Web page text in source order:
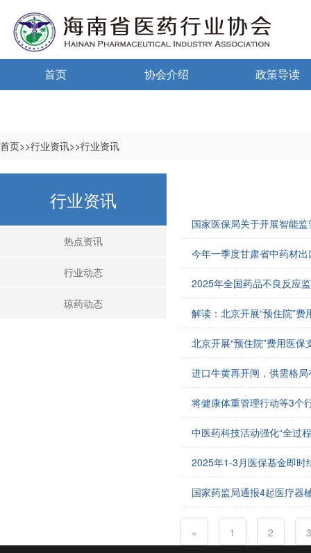
首页 协会介绍
协会负责人
登记信息
会费制度
协会章程
政策导读
首页>>行业资讯>>行业资讯
行业资讯
热点资讯
行业动态
琼药动态
国家医保局关于开展智能
今年一季度甘肃省中药材
2025年全国药品不良反应
解读：北京开展“预住院”
北京开展“预住院”费用医保
进口牛黄再开闸，供需格
将健康体重管理行动等3个
中医药科技活动强化“全过
2025年1-3月医保基金即时
国家药监局通报4起医疗器
« 1 2 3